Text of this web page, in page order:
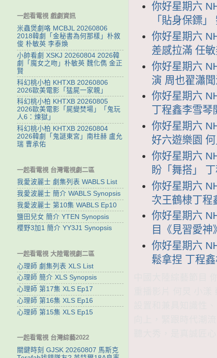
你好星期六
「貼身保鏢
你好星期六
差感拉滿 任
你好星期六
演 周也翟瀟
你好星期六
丁程鑫李雪琴
你好星期六
好六遊樂園
你好星期六
盼「舞搭」
你好星期六
次王鶴棣丁程
你好星期六
目《見習愛
你好星期六
鬆拿捏 丁程
一起看電視 戲劇資訊
米蟲煲劇咯 MCBJL 20260806
2018韓劇「金秘書為何那樣」朴敘
俊 朴敏英 李泰煥
小帥看劇 XSKJ 20260804 2026韓
劇「魔女之吻」朴敏英 魏化儁 金正
賢
科幻桃小柏 KHTXB 20260806
2026歐美電影「猛屍一家親」
科幻桃小柏 KHTXB 20260805
2026歐美電影「屍變焚場」「鬼玩
人6：煉獄」
科幻桃小柏 KHTXB 20260804
2026韓劇「鬼謎東宮」南柱赫 盧允
瑞 曹承佑
一起看電視 台灣電視劇二區
我愛波麗士 劇集列表 WABLS List
我愛波麗士 簡介 WABLS Synopsis
我愛波麗士 第10集 WABLS Ep10
鹽田兒女 簡介 YTEN Synopsis
櫻野3加1 簡介 YY3J1 Synopsis
一起看電視 大陸電視劇二區
心理師 劇集列表 XLS List
心理師 簡介 XLS Synopsis
心理師 第17集 XLS Ep17
心理師 第16集 XLS Ep16
心理師 第15集 XLS Ep15
一起看電視 台灣綜藝2022
關鍵時刻 GJSK 20260807 馬斯克